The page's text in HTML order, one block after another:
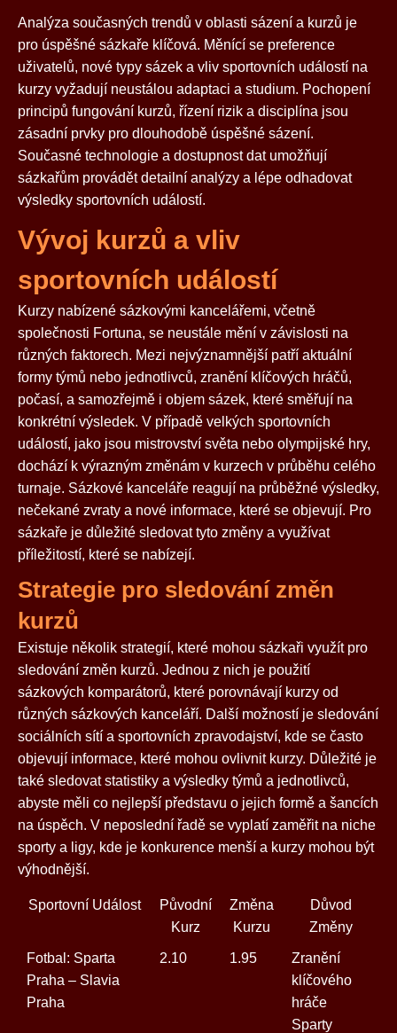
Analýza současných trendů v oblasti sázení a kurzů je
pro úspěšné sázkaře klíčová. Měnící se preference
uživatelů, nové typy sázek a vliv sportovních událostí na
kurzy vyžadují neustálou adaptaci a studium. Pochopení
principů fungování kurzů, řízení rizik a disciplína jsou
zásadní prvky pro dlouhodobě úspěšné sázení.
Současné technologie a dostupnost dat umožňují
sázkařům provádět detailní analýzy a lépe odhadovat
výsledky sportovních událostí.
Vývoj kurzů a vliv
sportovních událostí
Kurzy nabízené sázkovými kancelářemi, včetně
společnosti Fortuna, se neustále mění v závislosti na
různých faktorech. Mezi nejvýznamnější patří aktuální
formy týmů nebo jednotlivců, zranění klíčových hráčů,
počasí, a samozřejmě i objem sázek, které směřují na
konkrétní výsledek. V případě velkých sportovních
událostí, jako jsou mistrovství světa nebo olympijské hry,
dochází k výrazným změnám v kurzech v průběhu celého
turnaje. Sázkové kanceláře reagují na průběžné výsledky,
nečekané zvraty a nové informace, které se objevují. Pro
sázkaře je důležité sledovat tyto změny a využívat
příležitostí, které se nabízejí.
Strategie pro sledování změn
kurzů
Existuje několik strategií, které mohou sázkaři využít pro
sledování změn kurzů. Jednou z nich je použití
sázkových komparátorů, které porovnávají kurzy od
různých sázkových kanceláří. Další možností je sledování
sociálních sítí a sportovních zpravodajství, kde se často
objevují informace, které mohou ovlivnit kurzy. Důležité je
také sledovat statistiky a výsledky týmů a jednotlivců,
abyste měli co nejlepší představu o jejich formě a šancích
na úspěch. V neposlední řadě se vyplatí zaměřit na niche
sporty a ligy, kde je konkurence menší a kurzy mohou být
výhodnější.
Sportovní Událost
Původní
Kurz
Změna
Kurzu
Důvod
Změny
Fotbal: Sparta
Praha – Slavia
Praha
2.10 1.95
Zranění
klíčového
hráče
Sparty